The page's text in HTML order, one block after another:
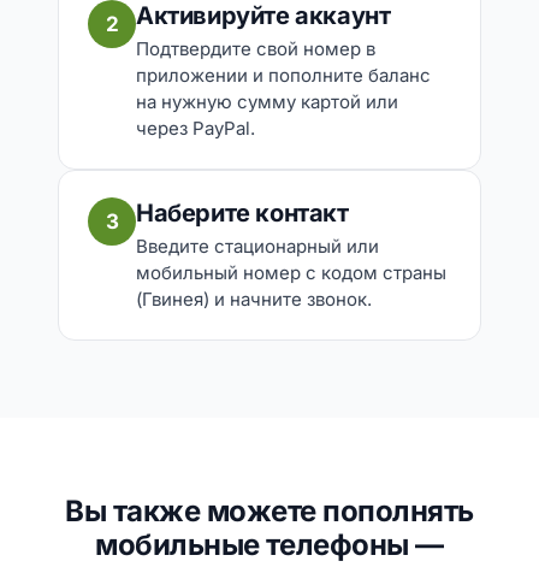
2 Активируйте аккаунт
Подтвердите свой номер в
приложении и пополните баланс
на нужную сумму картой или
через PayPal.
3 Наберите контакт
Введите стационарный или
мобильный номер с кодом страны
(Гвинея) и начните звонок.
Вы также можете пополнять
мобильные телефоны —